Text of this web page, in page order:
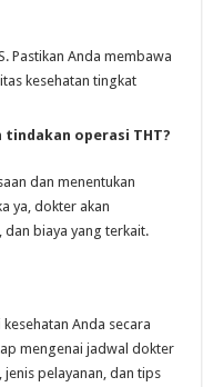
Pastikan Anda membawa
kesehatan tingkat
tindakan operasi THT?
dan menentukan
ya, dokter akan
biaya yang terkait.
Anda secara
mengenai jadwal dokter
pelayanan, dan tips